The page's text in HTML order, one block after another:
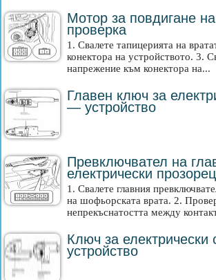
Мотор за повдигане
проверка
1. Свалете тапицерията на
конектора на устройството. 3.
напрежение към конектора на...
Главен ключ за
— устройство
Превключвател на
електрически
1. Свалете главния
на шофьорската врата. 2.
непрекъснатостта между
Ключ за
устройство